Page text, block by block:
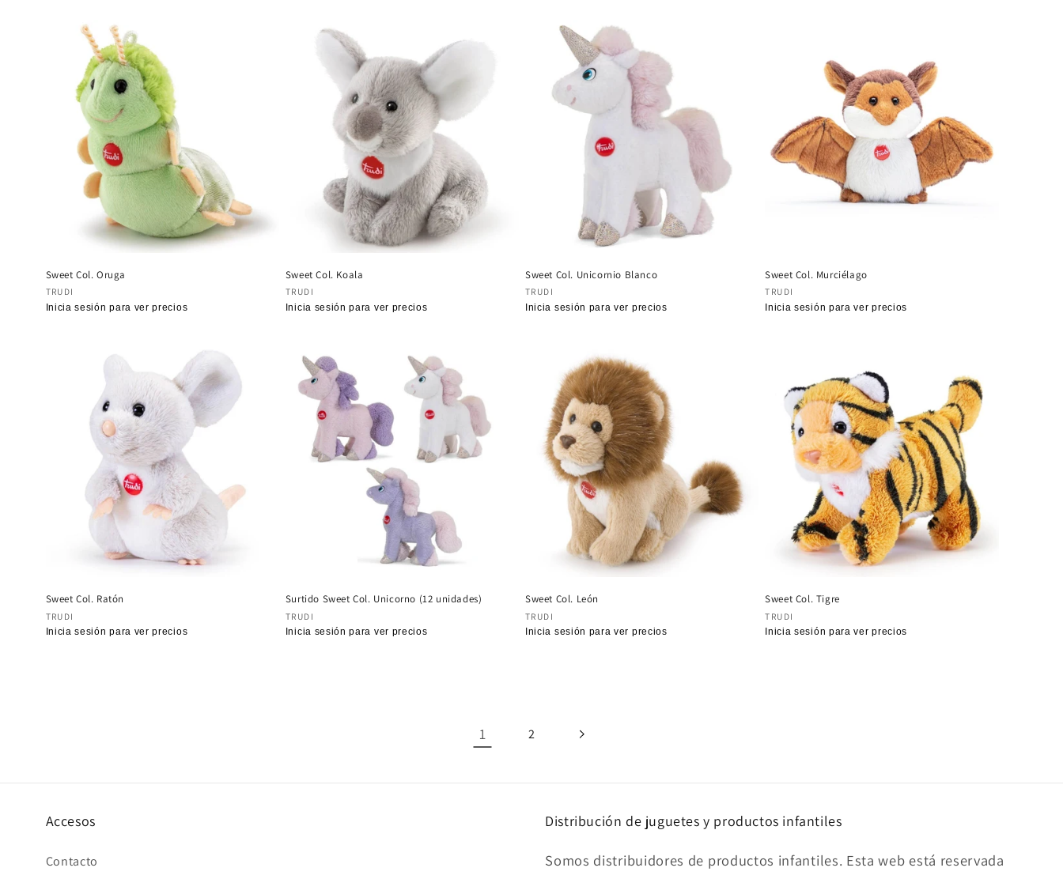
Sweet Col. Oruga
Proveedor:
TRUDI
Precio
Inicia sesión para ver precios
Sweet Col. Koala
Proveedor:
TRUDI
Precio
Inicia sesión para ver precios
Sweet Col. Unicornio Blanco
Proveedor:
TRUDI
Precio
Inicia sesión para ver precios
Sweet Col. Murciélago
Proveedor:
TRUDI
Precio
Inicia sesión para ver precios
Sweet Col. Ratón
Proveedor:
TRUDI
Precio
Inicia sesión para ver precios
Surtido Sweet Col. Unicorno (12 unidades)
Proveedor:
TRUDI
Precio
Inicia sesión para ver precios
Sweet Col. León
Proveedor:
TRUDI
Precio
Inicia sesión para ver precios
Sweet Col. Tigre
Proveedor:
TRUDI
Precio
Inicia sesión para ver precios
1 2
Accesos
Contacto
Distribución de juguetes y productos infantiles
Somos distribuidores de productos infantiles. Esta web está reservada